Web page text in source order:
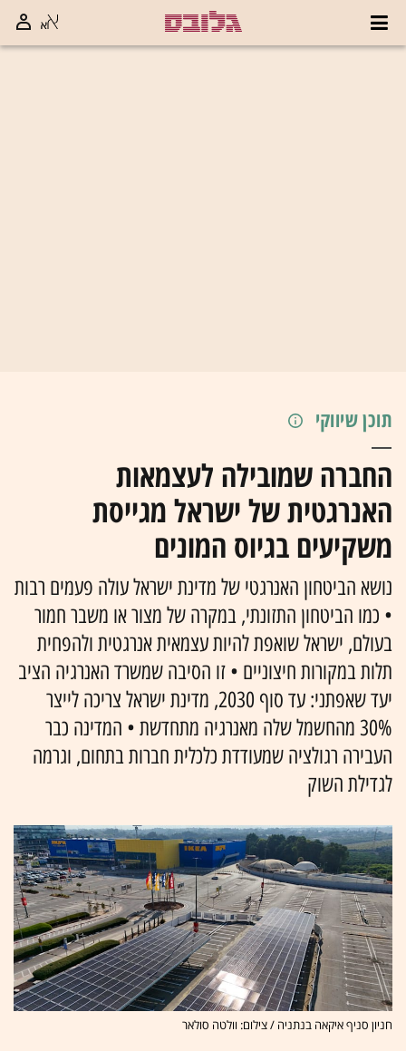
תוכן שיווקי
החברה שמובילה לעצמאות
האנרגטית של ישראל מגייסת
משקיעים בגיוס המונים
נושא הביטחון האנרגטי של מדינת ישראל עולה פעמים רבות
• כמו הביטחון התזונתי, במקרה של מצור או משבר חמור
בעולם, ישראל שואפת להיות עצמאית אנרגטית ולהפחית
תלות במקורות חיצוניים • זו הסיבה שמשרד האנרגיה הציב
יעד שאפתני: עד סוף 2030, מדינת ישראל צריכה לייצר
30% מהחשמל שלה מאנרגיה מתחדשת • המדינה כבר
העבירה רגולציה שמעודדת כלכלית חברות בתחום, וגרמה
לגדילת השוק
חניון סניף איקאה בנתניה / צילום: וולטה סולאר